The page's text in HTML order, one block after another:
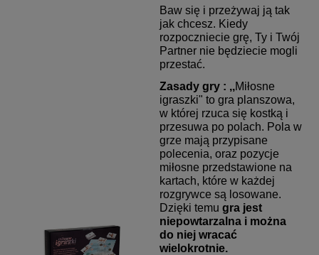
Baw się i przeżywaj ją tak
jak chcesz. Kiedy
rozpoczniecie grę, Ty i Twój
Partner nie będziecie mogli
przestać.
Zasady gry : ,,Miłosne
igraszki" to gra planszowa,
w której rzuca się kostką i
przesuwa po polach. Pola w
grze mają przypisane
polecenia, oraz pozycje
miłosne przedstawione na
kartach, które w każdej
rozgrywce są losowane.
Dzięki temu gra jest
niepowtarzalna i można
do niej wracać
wielokrotnie.